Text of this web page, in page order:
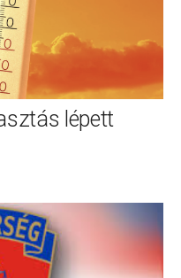
lépett